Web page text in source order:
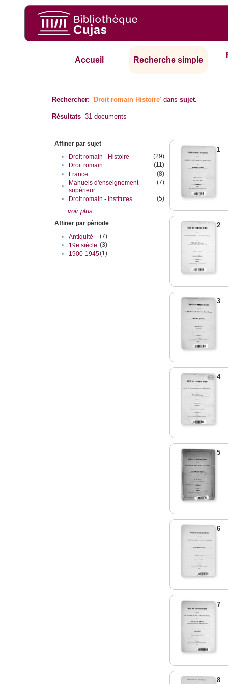
Accueil Recherche simple
Rechercher: 'Droit romain Histoire' danssujet.
Résultats 31 documents
Affiner par sujet
•
Droit romain - Histoire
(29)
•
Droit romain
(11)
•
France
(8)
•
Manuels d'enseignement
supérieur
(7)
• Droit romain - Institutes (5)
voir plus
Affiner par période
•
Antiquité
(7)
•
19e siècle (3)
•
1900-1945(1)
1
2
3
4
5
6
7
8